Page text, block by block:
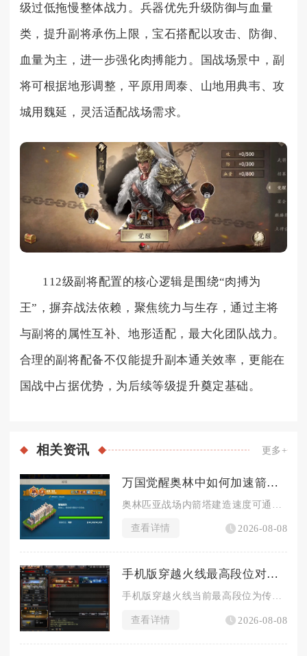
级过低拖慢整体战力。兵器优先升级防御与血量
类，提升副将承伤上限，宝石搭配以攻击、防御、
血量为主，进一步强化肉搏能力。国战场景中，副
将可根据地形调整，平原用周泰、山地用典韦、攻
城用魏延，灵活适配战场需求。
112级副将配置的核心逻辑是围绕“肉搏为
王”，摒弃战法依赖，聚焦统力与生存，通过主将
与副将的属性互补、地形适配，最大化团队战力。
合理的副将配备不仅能提升副本通关效率，更能在
国战中占据优势，为后续等级提升奠定基础。
相关资讯 更多+
万国觉醒奥林中如何加速箭塔建造进程
查看详情 2026-08-08
手机版穿越火线最高段位对战战绩要求如何
手机版穿越火线当前最高段位为传奇，解锁该段位对战战绩硬性标准...
查看详情 2026-08-08